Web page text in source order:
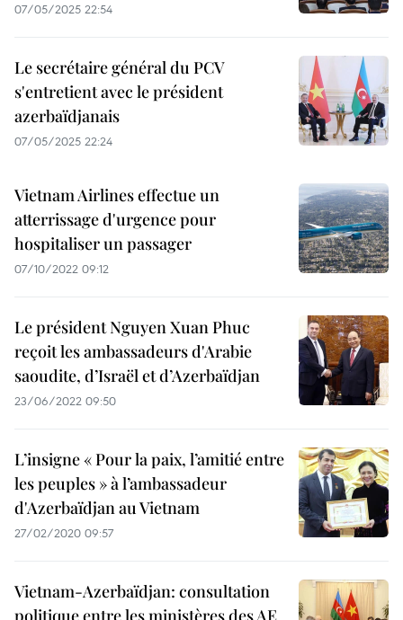
07/05/2025 22:54
Le secrétaire général du PCV
s'entretient avec le président
azerbaïdjanais
07/05/2025 22:24
Vietnam Airlines effectue un
atterrissage d'urgence pour
hospitaliser un passager
07/10/2022 09:12
Le président Nguyen Xuan Phuc
reçoit les ambassadeurs d'Arabie
saoudite, d’Israël et d’Azerbaïdjan
23/06/2022 09:50
L’insigne « Pour la paix, l’amitié entre
les peuples » à l’ambassadeur
d'Azerbaïdjan au Vietnam
27/02/2020 09:57
Vietnam-Azerbaïdjan: consultation